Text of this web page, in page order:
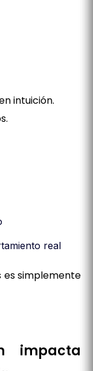
intuición.
real
es simplemente
impacta